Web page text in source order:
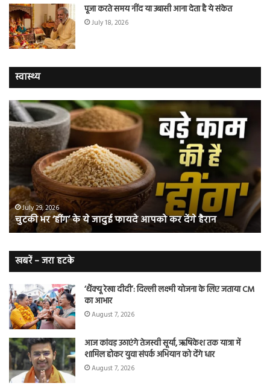
पूजा करते समय नींद या उबासी आना देता है ये संकेत
July 18, 2026
स्वास्थ्य
चुटकी
भर
‘हींग’
के
ये
फायदे
आपको
कर
देंगे
हैरान
July 29, 2026
चुटकी भर ‘हींग’ के ये जादुई फायदे आपको कर देंगे हैरान
भी
हो
हैं
खबरें – जरा हटके
‘थैंक्यू रेखा दीदी’: दिल्ली लक्ष्मी योजना के लिए जताया CM
का आभार
August 7, 2026
आज कांवड़ उठाएंगे तेजस्वी सूर्या, ऋषिकेश तक यात्रा में
शामिल होकर युवा संपर्क अभियान को देंगे धार
August 7, 2026